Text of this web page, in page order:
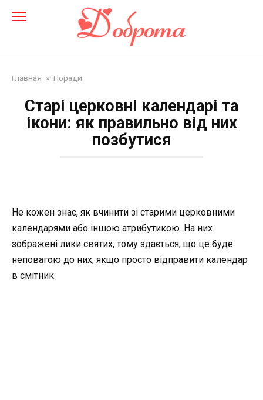
Главная » Поради
Старі церковні календарі та
ікони: як правильно від них
позбутися
Не кожен знає, як вчинити зі старими церковними
календарями або іншою атрибутикою. На них
зображені лики святих, тому здається, що це буде
неповагою до них, якщо просто відправити календар
в смітник.